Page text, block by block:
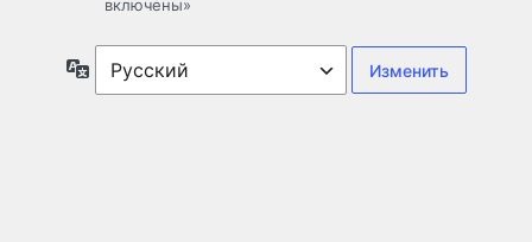
включены»
Язык